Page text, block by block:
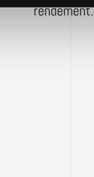
rendement.